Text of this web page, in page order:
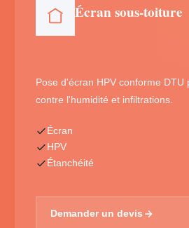
Écran sous-toiture
Pose d'écran HPV conforme DTU
contre l'humidité et infiltrations.
Écran
HPV
Étanchéité
Demander un devis